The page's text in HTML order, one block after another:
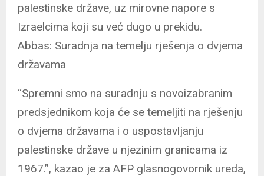
palestinske države, uz mirovne napore s
Izraelcima koji su već dugo u prekidu.
Abbas: Suradnja na temelju rješenja o dvjema
državama
“Spremni smo na suradnju s novoizabranim
predsjednikom koja će se temeljiti na rješenju
o dvjema državama i o uspostavljanju
palestinske države u njezinim granicama iz
1967.”, kazao je za AFP glasnogovornik ureda,